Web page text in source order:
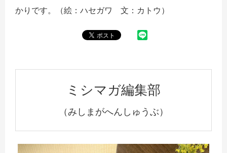
かりです。（絵：ハセガワ 文：カトウ）
ミシマガ編集部
（みしまがへんしゅうぶ）